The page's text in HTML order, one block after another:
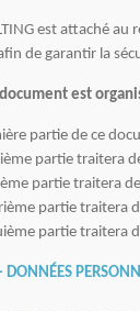
est attaché
de garantir la
est
partie de ce
partie traitera
partie traitera
partie traitera
partie traitera
DONNÉES